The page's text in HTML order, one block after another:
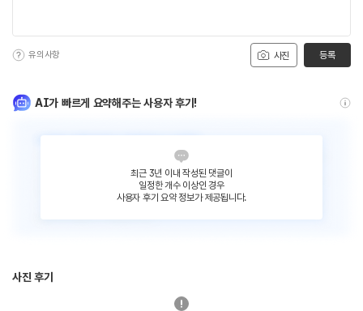
사진
유의사항 등록
AI가 빠르게 요약해주는 사용자 후기!
최근 3년 이내 작성된 댓글이
일정한 개수 이상인 경우
사용자 후기 요약 정보가 제공됩니다.
사진 후기